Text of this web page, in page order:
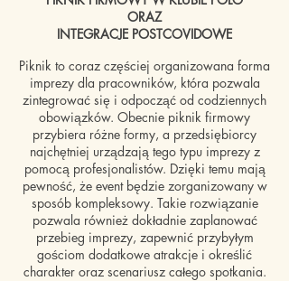
ORAZ
INTEGRACJE POSTCOVIDOWE
Piknik to coraz częściej organizowana forma
imprezy dla pracowników, która pozwala
zintegrować się i odpocząć od codziennych
obowiązków. Obecnie piknik firmowy
przybiera różne formy, a przedsiębiorcy
najchętniej urządzają tego typu imprezy z
pomocą profesjonalistów. Dzięki temu mają
pewność, że event będzie zorganizowany w
sposób kompleksowy. Takie rozwiązanie
pozwala również dokładnie zaplanować
przebieg imprezy, zapewnić przybyłym
gościom dodatkowe atrakcje i określić
charakter oraz scenariusz całego spotkania.